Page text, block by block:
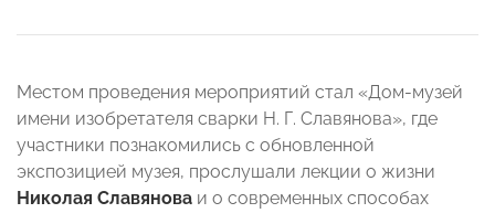
Местом проведения мероприятий стал «Дом-музей
имени изобретателя сварки Н. Г. Славянова», где
участники познакомились с обновленной
экспозицией музея, прослушали лекции о жизни
Николая Славянова и о современных способах